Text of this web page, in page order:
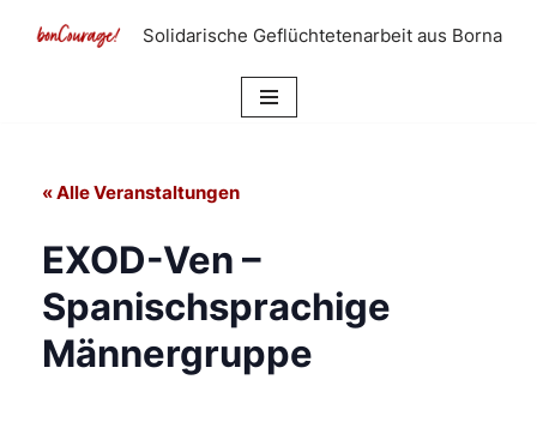
Solidarische Geflüchtetenarbeit aus Borna
« Alle Veranstaltungen
EXOD-Ven –
Spanischsprachige
Männergruppe